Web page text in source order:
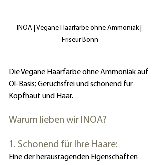
INOA | Vegane Haarfarbe ohne Ammoniak |
Friseur Bonn
Die Vegane Haarfarbe ohne Ammoniak auf
Öl-Basis; Geruchsfrei und schonend für
Kopfhaut und Haar.
Warum lieben wir INOA?
1. Schonend für Ihre Haare:
Eine der herausragenden Eigenschaften